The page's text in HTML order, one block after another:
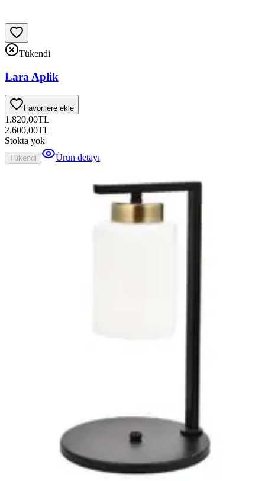
Tükendi
Lara Aplik
Favorilere ekle
1.820,00TL
2.600,00TL
Stokta yok
Tükendi Ürün detayı